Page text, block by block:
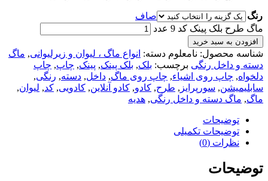
رنگ
صاف
ماگ طرح بلک پینک کد 9 عدد
افزودن به سبد خرید
شناسه محصول: نامعلوم دسته: انواع ماگ ، لیوان و زیرلیوانی, ماگ
دسته و داخل رنگی برچسب: بلک, بلک پینک, پینک, چاپ, چاپ
دلخواه, چاپ روی اشیاء, چاپ روی ماگ, داخل, دسته, رنگی,
سابلیمیشن, سورپرایز , طرح, کادو, کادو آنلاین, کادویی, کد, لیوان,
ماگ, ماگ دسته و داخل رنگی, هدیه
توضیحات
توضیحات تکمیلی
نظرات (0)
توضیحات